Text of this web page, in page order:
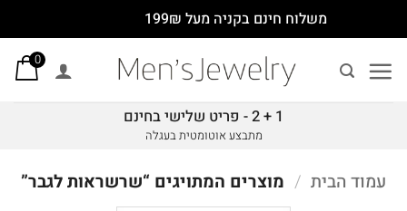
to
content
משלוח חינם בקניה מעל 199₪
0
1 + 2 - פריט שלישי בחינם
מתבצע אוטומטית בעגלה
עמוד הבית / מוצרים המתויגים “שרשראות לגבר”